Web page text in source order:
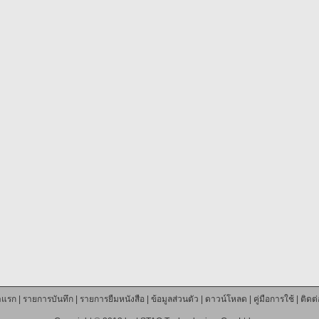
รก| รายการบันทึก| รายการยืมหนังสือ ข้อมูลส่วนตัว ดาวน์โหลด คู่มือการใช้| ติดต่